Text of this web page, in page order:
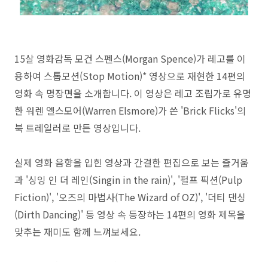
15살 영화감독 모건 스펜스(Morgan Spence)가 레고를 이
용하여 스톱모션(Stop Motion)* 영상으로 재현한 14편의
영화 속 명장면을 소개합니다. 이 영상은 레고 조립가로 유명
한 워렌 엘스모어(Warren Elsmore)가 쓴 'Brick Flicks'의
북 트레일러로 만든 영상입니다.
실제 영화 음향을 입힌 영상과 간결한 편집으로 보는 즐거움
과 '싱잉 인 더 레인(Singin in the rain)', '펄프 픽션(Pulp
Fiction)', '오즈의 마법사(The Wizard of OZ)', '더티 댄싱
(Dirth Dancing)' 등 영상 속 등장하는 14편의 영화 제목을
맞추는 재미도 함께 느껴보세요.